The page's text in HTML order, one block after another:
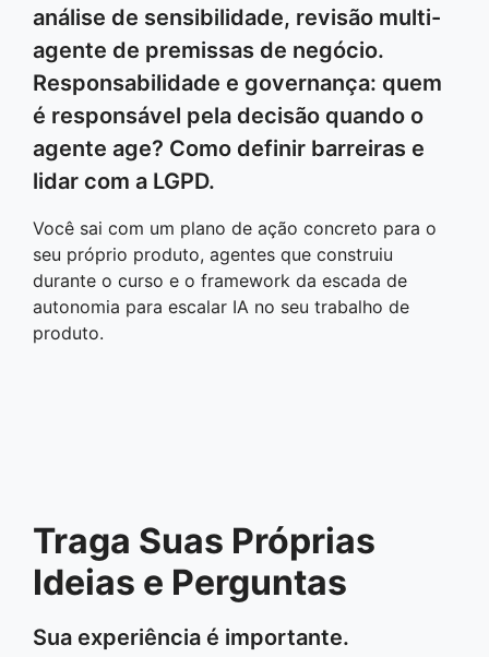
análise de sensibilidade, revisão multi-
agente de premissas de negócio.
Responsabilidade e governança: quem
é responsável pela decisão quando o
agente age? Como definir barreiras e
lidar com a LGPD.
Você sai com um plano de ação concreto para o
seu próprio produto, agentes que construiu
durante o curso e o framework da escada de
autonomia para escalar IA no seu trabalho de
produto.
Traga Suas Próprias
Ideias e Perguntas
Sua experiência é importante.